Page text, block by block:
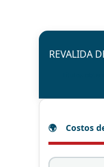
REVALIDA
Costos